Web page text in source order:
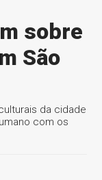
sobre
São
da cidade
com os